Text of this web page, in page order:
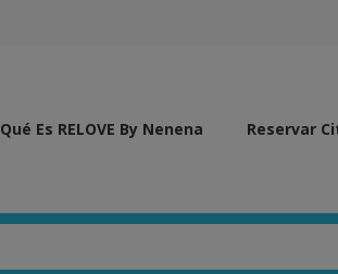
Qué Es RELOVE By Nenena Reservar